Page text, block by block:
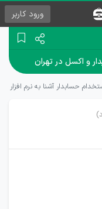
ورود کاربر
و اکسل در تهران
حسابدار آشنا به نرم افزار